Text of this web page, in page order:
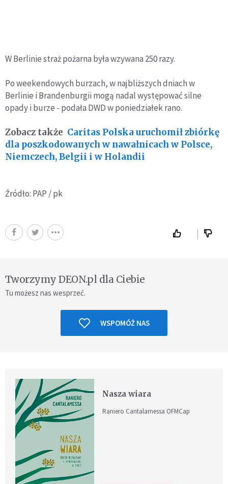
W Berlinie straż pożarna była wzywana 250 razy.
Po weekendowych burzach, w najbliższych dniach w
Berlinie i Brandenburgii mogą nadal występować silne
opady i burze - podała DWD w poniedziałek rano.
Zobacz także Caritas Polska uruchomił zbiórkę
dla poszkodowanych w nawałnicach w Polsce,
Niemczech, Belgii i w Holandii
Źródło: PAP / pk
Tworzymy DEON.pl dla Ciebie
Tu możesz nas wesprzeć.
WSPOMÓŻ NAS
Nasza wiara
Raniero Cantalamessa OFMCap